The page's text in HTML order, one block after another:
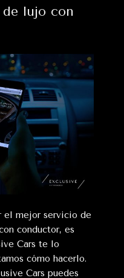
lujo con
el mejor servicio de
conductor, es
Cars te lo
cómo hacerlo.
Cars puedes